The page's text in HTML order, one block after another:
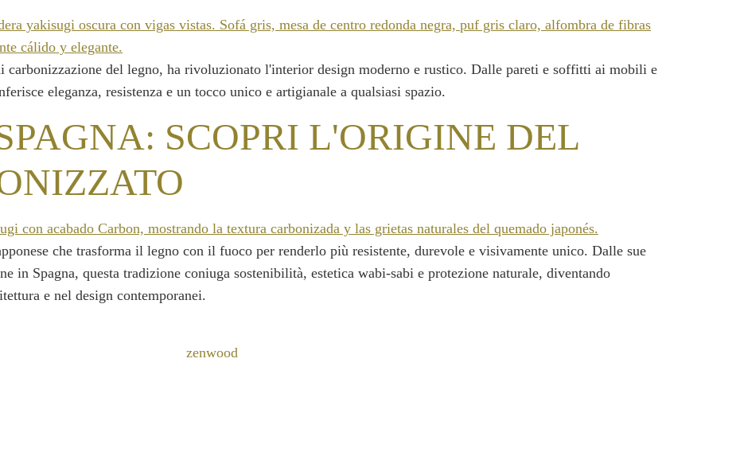
carbonizzazione del legno, ha rivoluzionato l'interior design moderno e rustico. Dalle pareti e soffitti ai mobili e
eleganza, resistenza e un tocco unico e artigianale a qualsiasi spazio.
SCOPRI L'ORIGINE DEL
che trasforma il legno con il fuoco per renderlo più resistente, durevole e visivamente unico. Dalle sue
in Spagna, questa tradizione coniuga sostenibilità, estetica wabi-sabi e protezione naturale, diventando
e nel design contemporanei.